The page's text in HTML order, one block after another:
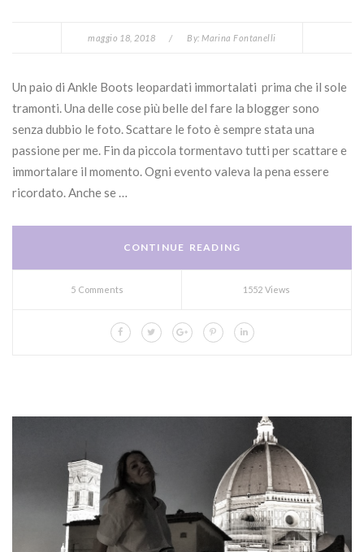
maggio 18, 2018 / By: Marina Fontanelli
Un paio di Ankle Boots leopardati immortalati prima che il sole
tramonti. Una delle cose più belle del fare la blogger sono
senza dubbio le foto. Scattare le foto è sempre stata una
passione per me. Fin da piccola tormentavo tutti per scattare e
immortalare il momento. Ogni evento valeva la pena essere
ricordato. Anche se …
CONTINUE READING
5 Comments 1552 Views